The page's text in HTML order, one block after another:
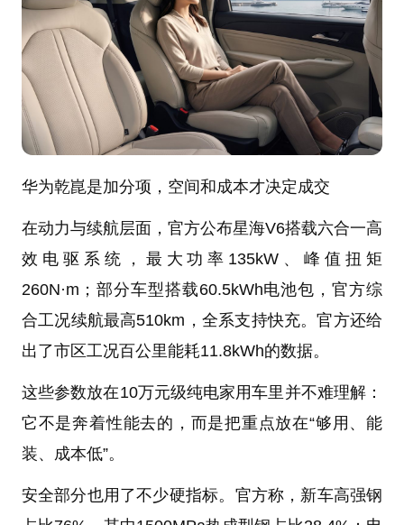
华为乾崑是加分项，空间和成本才决定成交
在动力与续航层面，官方公布星海V6搭载六合一高
效电驱系统，最大功率135kW、峰值扭矩
260N·m；部分车型搭载60.5kWh电池包，官方综
合工况续航最高510km，全系支持快充。官方还给
出了市区工况百公里能耗11.8kWh的数据。
这些参数放在10万元级纯电家用车里并不难理解：
它不是奔着性能去的，而是把重点放在“够用、能
装、成本低”。
安全部分也用了不少硬指标。官方称，新车高强钢